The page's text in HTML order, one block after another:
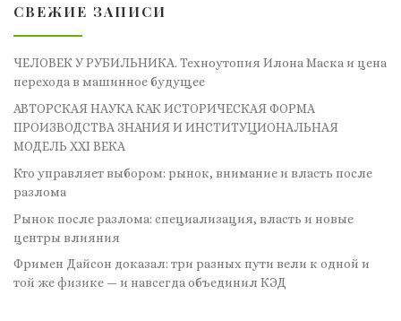
СВЕЖИЕ ЗАПИСИ
ЧЕЛОВЕК У РУБИЛЬНИКА. Техноутопия Илона Маска и цена
перехода в машинное будущее
АВТОРСКАЯ НАУКА КАК ИСТОРИЧЕСКАЯ ФОРМА
ПРОИЗВОДСТВА ЗНАНИЯ И ИНСТИТУЦИОНАЛЬНАЯ
МОДЕЛЬ XXI ВЕКА
Кто управляет выбором: рынок, внимание и власть после
разлома
Рынок после разлома: специализация, власть и новые
центры влияния
Фримен Дайсон доказал: три разных пути вели к одной и
той же физике — и навсегда объединил КЭД